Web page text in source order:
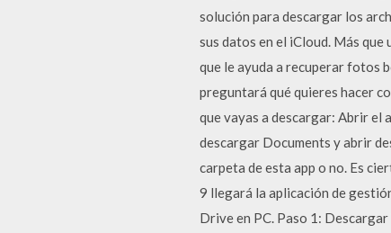
solución para descargar los
sus datos en el iCloud. Más
que le ayuda a recuperar fotos
preguntará qué quieres hacer
que vayas a descargar: Abrir el
descargar Documents y abrir
carpeta de esta app o no. Es
9 llegará la aplicación de
Drive en PC. Paso 1: